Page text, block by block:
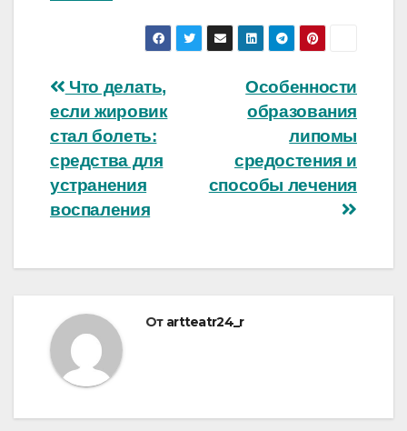
Навигация
по
записям
Особенности
образования
липомы
средостения и
способы лечения
Что делать,
если жировик
стал болеть:
средства для
устранения
воспаления
От artteatr24_r